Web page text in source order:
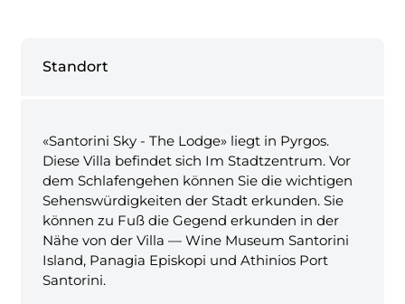
Standort
«Santorini Sky - The Lodge» liegt in Pyrgos.
Diese Villa befindet sich Im Stadtzentrum. Vor
dem Schlafengehen können Sie die wichtigen
Sehenswürdigkeiten der Stadt erkunden. Sie
können zu Fuß die Gegend erkunden in der
Nähe von der Villa — Wine Museum Santorini
Island, Panagia Episkopi und Athinios Port
Santorini.